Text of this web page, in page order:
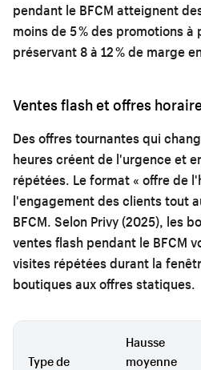
pendant le BFCM atteignent
moins de 5 % des promotions
préservant 8 à 12 % de marge
Ventes flash et offres
Des offres tournantes qui
heures créent de l'urgence et
répétées. Le format « offre de
l'engagement des clients tout
BFCM. Selon Privy (2025), les
ventes flash pendant le BFCM
visites répétées durant la
boutiques aux offres statiques.
Type de
Hausse
moyenne